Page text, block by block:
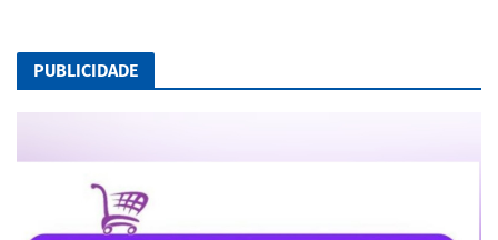
PUBLICIDADE